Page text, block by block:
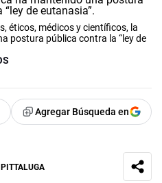
éticos, médicos y científicos, la
postura pública contra la “ley de
Agregar Búsqueda en